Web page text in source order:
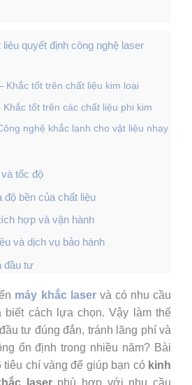
liệu quyết định công nghệ laser
Khắc tốt trên chất liệu kim loại
Khắc tốt trên các chất liệu phi kim
nghệ khắc lạnh cho vật liệu nhạy
tốc độ
độ bền của chất liệu
hợp và vận hành
và dịch vụ bảo hành
đầu tư
máy khắc laservà có nhu cầu
cách lựa chọn. Vậy làm thế
tư đúng đắn, tránh lãng phí và
ổn định trong nhiều năm? Bài
tiêu chí vàng để giúp bạn có kinh
laserphù hợp với nhu cầu